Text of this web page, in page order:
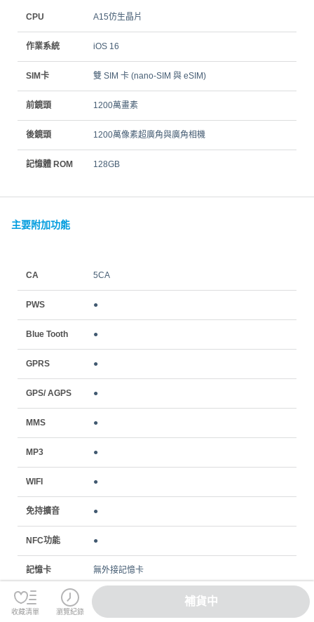
CPU A15仿生晶片
作業系統 iOS 16
SIM卡 雙 SIM 卡 (nano‑SIM 與 eSIM)
前鏡頭 1200萬畫素
後鏡頭 1200萬像素超廣角與廣角相機
記憶體 ROM 128GB
主要附加功能
CA 5CA
PWS ●
Blue Tooth ●
GPRS ●
GPS/ AGPS ●
MMS ●
MP3 ●
WIFI ●
免持擴音 ●
NFC功能 ●
記憶卡 無外接記憶卡
電話簿
收藏清單 瀏覽紀錄
補貨中